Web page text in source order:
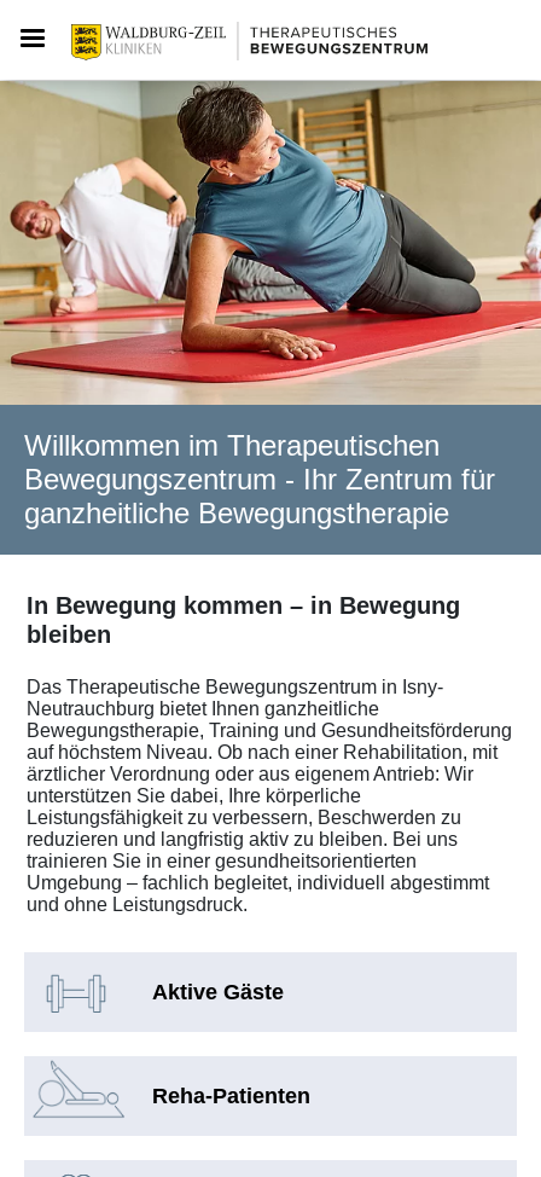
Willkommen im Therapeutischen
Bewegungs­zentrum - Ihr Zentrum für
ganzheitliche Bewegungstherapie
In Bewegung kommen – in Bewegung
bleiben
Das Therapeutische Bewegungszentrum in Isny-
Neutrauchburg bietet Ihnen ganzheitliche
Bewegungstherapie, Training und Gesundheitsförderung
auf höchstem Niveau. Ob nach einer Rehabilitation, mit
ärztlicher Verordnung oder aus eigenem Antrieb: Wir
unterstützen Sie dabei, Ihre körperliche
Leistungsfähigkeit zu verbessern, Beschwerden zu
reduzieren und langfristig aktiv zu bleiben. Bei uns
trainieren Sie in einer gesundheitsorientierten
Umgebung – fachlich begleitet, individuell abgestimmt
und ohne Leistungsdruck.
Aktive Gäste
Reha-Patienten